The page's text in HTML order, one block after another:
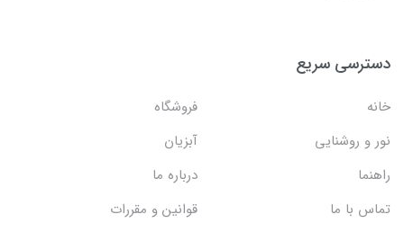
دسترسی سریع
خانه
فروشگاه
نور و روشنایی
آبزیان
راهنما
درباره ما
تماس با ما
قوانین و مقررات